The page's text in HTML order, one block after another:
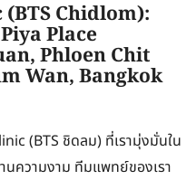
Chidlom):
Place
Phloen Chit
Wan, Bangkok
(BTS ชิดลม) ที่เรามุ่งมั่นใน
ความงาม ทีมแพทย์ของเรา